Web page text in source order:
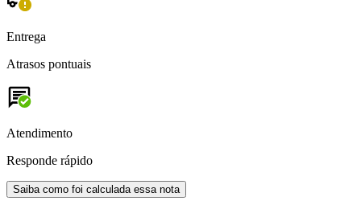
Entrega
Atrasos pontuais
Atendimento
Responde rápido
Saiba como foi calculada essa nota